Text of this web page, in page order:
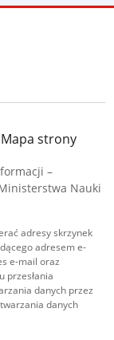
Mapa strony
–
Nauki
adresy skrzynek
adresem e-
e-mail oraz
przesłania
danych przez
danych